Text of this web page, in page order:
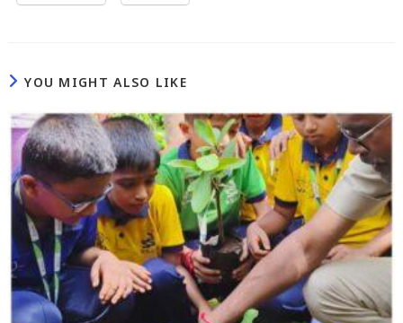
YOU MIGHT ALSO LIKE